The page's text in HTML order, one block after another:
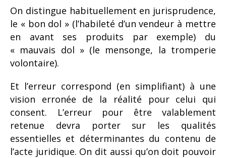
On distingue habituellement en jurisprudence,
le « bon dol » (l’habileté d’un vendeur à mettre
en avant ses produits par exemple) du
« mauvais dol » (le mensonge, la tromperie
volontaire).
Et l’erreur correspond (en simplifiant) à une
vision erronée de la réalité pour celui qui
consent. L’erreur pour être valablement
retenue devra porter sur les qualités
essentielles et déterminantes du contenu de
l’acte juridique. On dit aussi qu’on doit pouvoir